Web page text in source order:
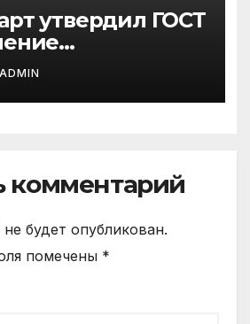
утвердил ГОСТ
что
работодателей
ADMIN
комментарий
будет опубликован.
помечены *